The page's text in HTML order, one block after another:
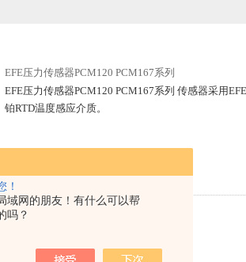
！
域网的朋友！有什么可以帮
吗？
EFE压力传感器PCM120 PCM167系列
EFE压力传感器PCM120 PCM167系列 传感器采用
铂RTD温度感应介质。
下一页 末页 跳转到第